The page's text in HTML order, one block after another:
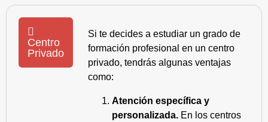
Centro
Privado
Si te decides a estudiar un grado de
formación profesional en un centro
privado, tendrás algunas ventajas
como:
Atención específica y
personalizada. En los centros